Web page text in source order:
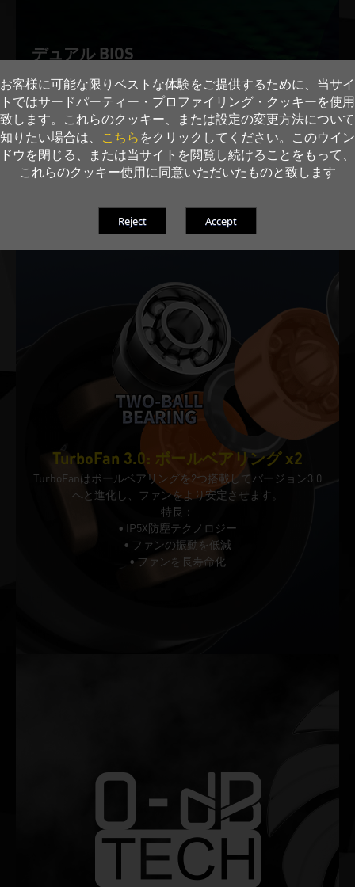
お客様に可能な限りベストな体験をご提供するために、当サイ
トではサードパーティー・プロファイリング・クッキーを使用
致します。これらのクッキー、または設定の変更方法について
知りたい場合は、
こちら をクリックしてください。このウイン
ドウを閉じる、または当サイトを閲覧し続けることをもって、
これらのクッキー使用に同意いただいたものと致します
デュアル BIOS
片方のBIOSプログラムに不具合が発生した場合、保護機能
を利用できます。
BIOS 1: Performance Mode
BIOS 2: Silent Mode
TurboFan 3.0: ボールベアリング x2
TurboFanはボールベアリングを2つ搭載してバージョン3.0
へと進化し、ファンをより安定させます。
特長：
• IP5X防塵テクノロジー
• ファンの振動を低減
• ファンを長寿命化